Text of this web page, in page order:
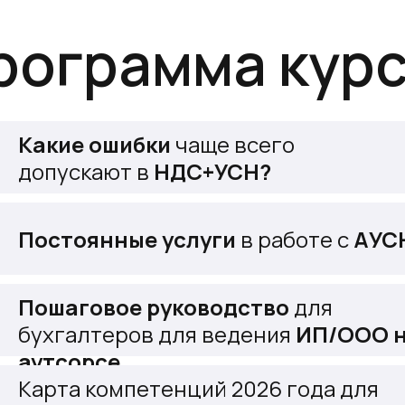
Какие ошибки чаще всего
допускают в НДС+УСН?
Постоянные услуги в работе с
Пошаговое руководство для
бухгалтеров для ведения ИП/ООО
аутсорсе
Карта компетенций 2026 года для